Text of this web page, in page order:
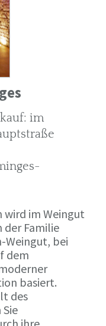
im
wird im Weingut
der Familie
Weingut, bei
dem
basiert.
des